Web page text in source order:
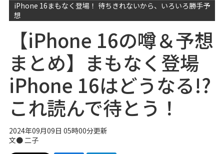
t
o
iPhone 16まもなく登場！ 待ちきれないから、いろいろ勝手予
想
【iPhone 16の噂＆予想
まとめ】まもなく登場
iPhone 16はどうなる!?
これ読んで待とう！
2024年09月09日 05時00分更新
文● 二子